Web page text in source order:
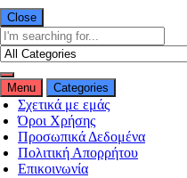
Close
Menu Categories
Σχετικά με εμάς
Όροι Χρήσης
Προσωπικά Δεδομένα
Πολιτική Απορρήτου
Επικοινωνία